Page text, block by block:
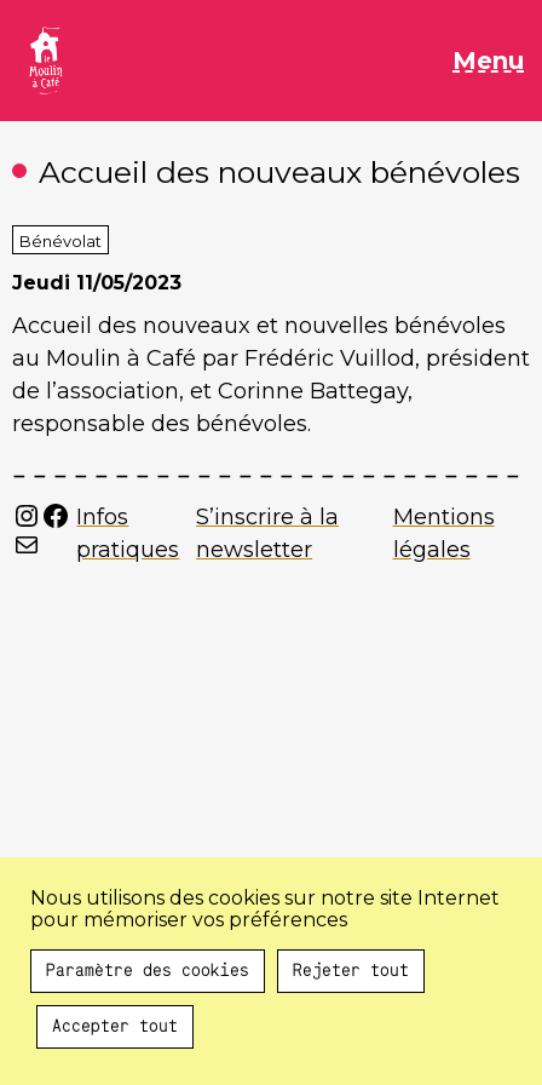
contenu
Menu
Accueil des nouveaux bénévoles
Bénévolat
Jeudi 11/05/2023
Accueil des nouveaux et nouvelles bénévoles
au Moulin à Café par Frédéric Vuillod, président
de l’association, et Corinne Battegay,
responsable des bénévoles.
Instagram
Facebook
Mail
Infos
pratiques
S’inscrire à la
newsletter
Mentions
légales
Au programme !
Nous utilisons des cookies sur notre site Internet
pour mémoriser vos préférences
Paramètre des cookies Rejeter tout
Accepter tout